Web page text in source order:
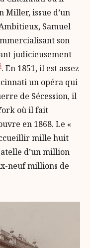
Miller, issue d’un
Samuel
son
judicieusement
. En 1851, il est assez
un opéra qui
de Sécession, il
où il fait
en 1868. Le «
mille huit
d’un million
neuf millions de